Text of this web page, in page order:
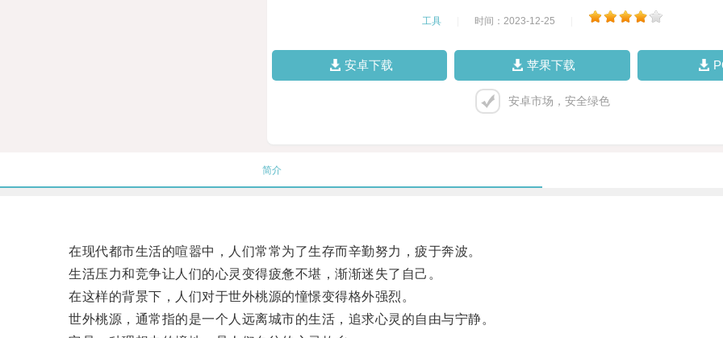
工具 时间：2023-12-25
安卓下载 苹果下载
安卓市场，安全绿色
简介
在现代都市生活的喧嚣中，人们常常为了生存而辛勤努力，疲于奔波。
生活压力和竞争让人们的心灵变得疲惫不堪，渐渐迷失了自己。
在这样的背景下，人们对于世外桃源的憧憬变得格外强烈。
世外桃源，通常指的是一个人远离城市的生活，追求心灵的自由与宁静。